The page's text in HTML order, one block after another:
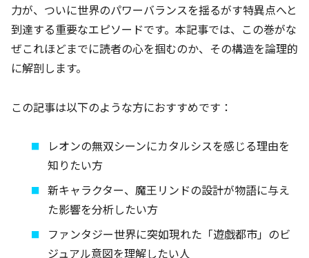
力が、ついに世界のパワーバランスを揺るがす特異点へと
到達する重要なエピソードです。本記事では、この巻がな
ぜこれほどまでに読者の心を掴むのか、その構造を論理的
に解剖します。
この記事は以下のような方におすすめです：
レオンの無双シーンにカタルシスを感じる理由を
知りたい方
新キャラクター、魔王リンドの設計が物語に与え
た影響を分析したい方
ファンタジー世界に突如現れた「遊戯都市」のビ
ジュアル意図を理解したい人